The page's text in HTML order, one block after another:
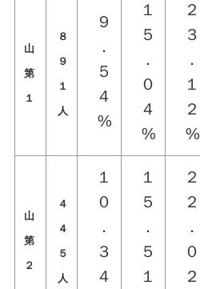
山
第
１
８
９
１
人
９
．
５
４
%
１
５
．
０
４
%
２
３
．
１
２
%
山
第
２
４
４
５
人
１
０
．
３
４
１
５
．
５
１
２
２
．
０
２